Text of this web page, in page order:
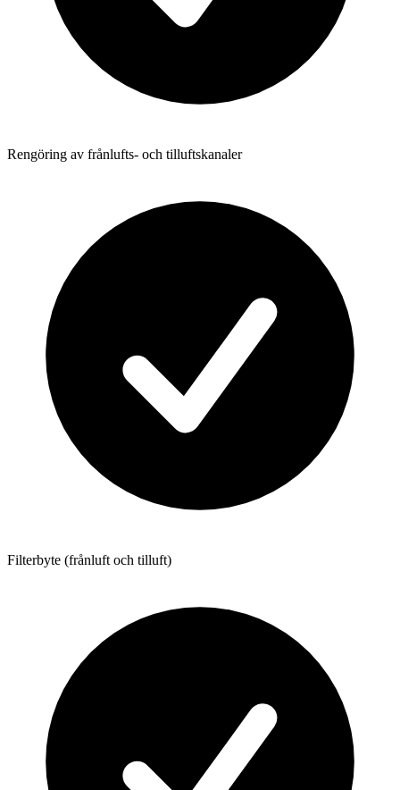
Rengöring av frånlufts- och tilluftskanaler
Filterbyte (frånluft och tilluft)